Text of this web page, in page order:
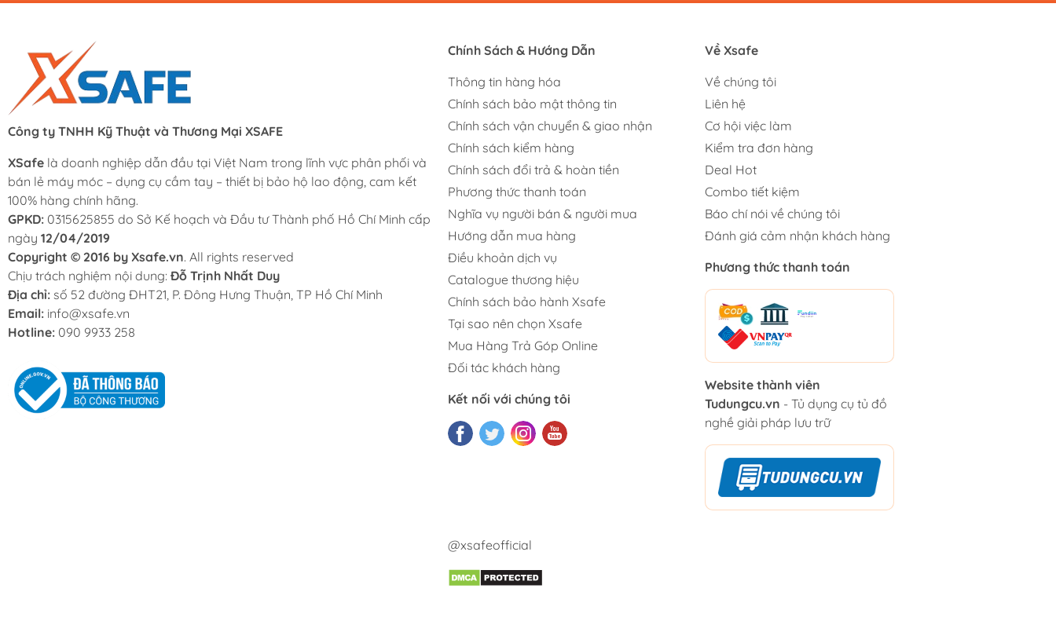
Công ty TNHH Kỹ Thuật và Thương Mại XSAFE
XSafe là doanh nghiệp dẫn đầu tại Việt Nam trong lĩnh vực phân phối và
bán lẻ máy móc – dụng cụ cầm tay – thiết bị bảo hộ lao động, cam kết
100% hàng chính hãng.
GPKD: 0315625855 do Sở Kế hoạch và Đầu tư Thành phố Hồ Chí Minh cấp
ngày 12/04/2019
Copyright © 2016 by Xsafe.vn. All rights reserved
Chịu trách nghiệm nội dung: Đỗ Trịnh Nhất Duy
Địa chỉ: số 52 đường ĐHT21, P. Đông Hưng Thuận, TP Hồ Chí Minh
Email: info@xsafe.vn
Hotline: 090 9933 258
Chính Sách & Hướng Dẫn
Thông tin hàng hóa
Chính sách bảo mật thông tin
Chính sách vận chuyển & giao nhận
Chính sách kiểm hàng
Chính sách đổi trả & hoàn tiền
Phương thức thanh toán
Nghĩa vụ người bán & người mua
Hướng dẫn mua hàng
Điều khoản dịch vụ
Catalogue thương hiệu
Chính sách bảo hành Xsafe
Tại sao nên chọn Xsafe
Mua Hàng Trả Góp Online
Đối tác khách hàng
Kết nối với chúng tôi
Về Xsafe
Về chúng tôi
Liên hệ
Cơ hội việc làm
Kiểm tra đơn hàng
Deal Hot
Combo tiết kiệm
Báo chí nói về chúng tôi
Đánh giá cảm nhận khách hàng
Phương thức thanh toán
Website thành viên
Tudungcu.vn - Tủ dụng cụ tủ đồ
nghề giải pháp lưu trữ
@xsafeofficial